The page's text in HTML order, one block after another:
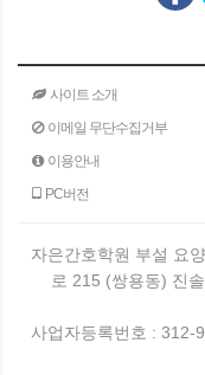
사이트 소개
이메일 무단수집거부
이용안내
PC버전
자은간호학원 부설 요
로 215 (쌍용동) 진
사업자등록번호 : 312-